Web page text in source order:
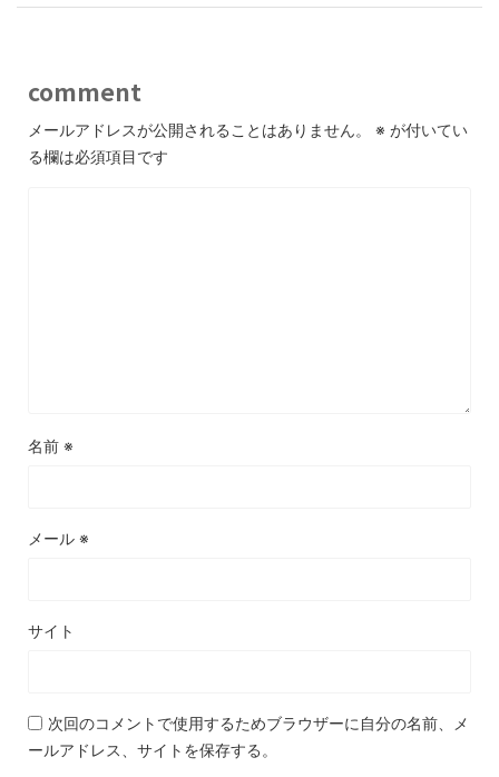
comment
メールアドレスが公開されることはありません。 ※ が付いてい
る欄は必須項目です
名前 ※
メール ※
サイト
次回のコメントで使用するためブラウザーに自分の名前、メ
ールアドレス、サイトを保存する。